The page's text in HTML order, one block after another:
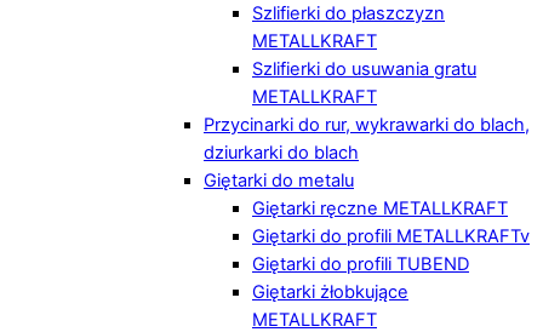
Szlifierki do płaszczyzn
METALLKRAFT
Szlifierki do usuwania gratu
METALLKRAFT
Przycinarki do rur, wykrawarki do blach,
dziurkarki do blach
Giętarki do metalu
Giętarki ręczne METALLKRAFT
Giętarki do profili METALLKRAFTv
Giętarki do profili TUBEND
Giętarki żłobkujące
METALLKRAFT